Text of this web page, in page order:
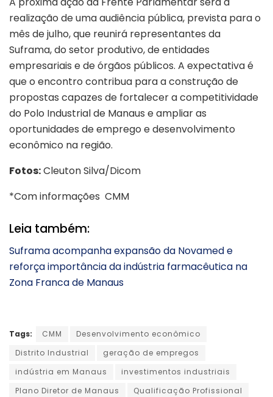
realização de uma audiência pública, prevista para o
mês de julho, que reunirá representantes da
Suframa, do setor produtivo, de entidades
empresariais e de órgãos públicos. A expectativa é
que o encontro contribua para a construção de
propostas capazes de fortalecer a competitividade
do Polo Industrial de Manaus e ampliar as
oportunidades de emprego e desenvolvimento
econômico na região.
Fotos:Cleuton Silva/Dicom
*Com informações CMM
Leia também:
Suframa acompanha expansão da Novamed e
reforça importância da indústria farmacêutica na
Zona Franca de Manaus
Tags: CMM
Desenvolvimento econômico
Distrito Industrial
geração de empregos
indústria em Manaus
investimentos industriais
Plano Diretor de Manaus
Qualificação Profissional